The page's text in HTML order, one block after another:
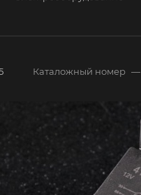
Каталожный номер —